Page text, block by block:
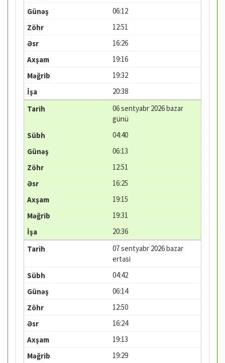
06:12
12:51
16:26
19:16
19:32
20:38
06 sentyabr 2026 bazar
günü
04:40
06:13
12:51
16:25
19:15
19:31
20:36
07 sentyabr 2026 bazar
ertəsi
04:42
06:14
12:50
16:24
19:13
19:29